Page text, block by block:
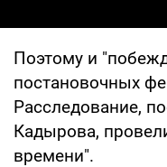
Поэтому и
постановочных
Расследование,
Кадырова,
времени".